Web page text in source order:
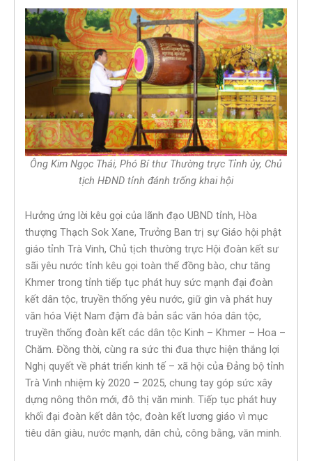
Ông Kim Ngọc Thái, Phó Bí thư Thường trực Tỉnh ủy, Chủ
tịch HĐND tỉnh đánh trống khai hội
Hưởng ứng lời kêu gọi của lãnh đạo UBND tỉnh, Hòa
thượng Thạch Sok Xane, Trưởng Ban trị sự Giáo hội phật
giáo tỉnh Trà Vinh, Chủ tịch thường trực Hội đoàn kết sư
sãi yêu nước tỉnh kêu gọi toàn thể đồng bào, chư tăng
Khmer trong tỉnh tiếp tục phát huy sức mạnh đại đoàn
kết dân tộc, truyền thống yêu nước, giữ gìn và phát huy
văn hóa Việt Nam đậm đà bản sắc văn hóa dân tộc,
truyền thống đoàn kết các dân tộc Kinh – Khmer – Hoa –
Chăm. Đồng thời, cùng ra sức thi đua thực hiện thắng lợi
Nghị quyết về phát triển kinh tế – xã hội của Đảng bộ tỉnh
Trà Vinh nhiệm kỳ 2020 – 2025, chung tay góp sức xây
dựng nông thôn mới, đô thị văn minh. Tiếp tục phát huy
khối đại đoàn kết dân tộc, đoàn kết lương giáo vì mục
tiêu dân giàu, nước mạnh, dân chủ, công bằng, văn minh.